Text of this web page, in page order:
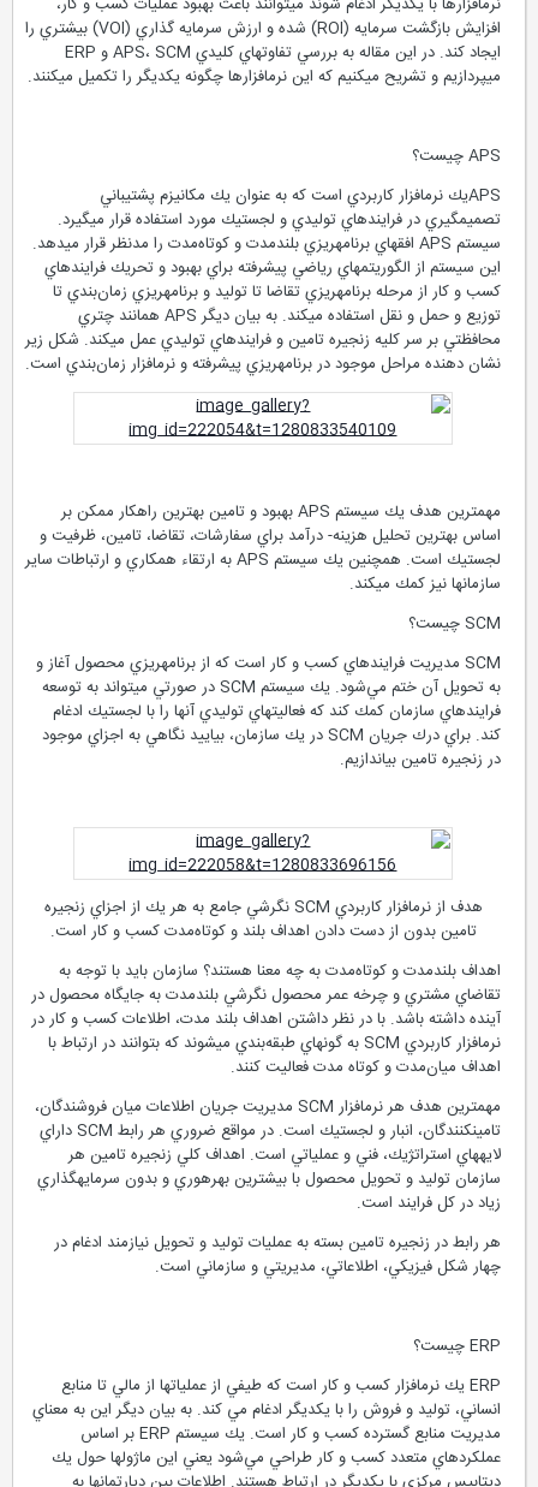
افزايش بازگشت سرمايه (ROI) شده و ارزش سرمايه گذاري (VOI) بيشتري را
ايجاد كند. در اين مقاله به بررسي تفاوت‏هاي كليدي APS، SCM و ERP
مي‏پردازيم و تشريح مي‏كنيم كه اين نرم‏افزارها چگونه يكديگر را تكميل مي‏كنند.
APS چيست؟
APSيك نرم‏افزار كاربردي است كه به عنوان يك مكانيزم پشتيباني
تصميم‏گيري در فرايندهاي توليدي و لجستيك مورد استفاده قرار مي‏گيرد.
سيستم APS افق‏هاي برنامه‏ريزي بلندمدت و كوتاه‌مدت را مدنظر قرار مي‏دهد.
اين سيستم از الگوريتم‏هاي رياضي پيشرفته براي بهبود و تحريك فرايندهاي
كسب و كار از مرحله برنامه‏ريزي تقاضا تا توليد و برنامه‏ريزي زمان‌بندي تا
توزيع و حمل و نقل استفاده مي‏كند. به بيان ديگر APS همانند چتري
محافظتي بر سر كليه زنجيره تامين و فرايندهاي توليدي عمل مي‏كند. شكل زير
نشان دهنده مراحل موجود در برنامه‏ريزي پيشرفته و نرم‏افزار زمان‌بندي است.
مهمترين هدف يك سيستم APS بهبود و تامين بهترين راهكار ممكن بر
اساس بهترين تحليل هزينه- درآمد براي سفارشات، تقاضا، تامين، ظرفيت و
لجستيك است. همچنين يك سيستم APS به ارتقاء همكاري و ارتباطات ساير
سازمان‏ها نيز كمك مي‏كند.
SCM چيست؟
SCM مديريت فرايندهاي كسب و كار است كه از برنامه‏ريزي محصول آغاز و
به تحويل آن ختم مي‌شود. يك سيستم SCM در صورتي مي‏تواند به توسعه
فرايندهاي سازمان كمك كند كه فعاليت‏هاي توليدي آنها را با لجستيك ادغام
كند. براي درك جريان SCM در يك سازمان، بياييد نگاهي به اجزاي موجود
در زنجيره تامين بياندازيم.
هدف از نرم‏افزار كاربردي SCM نگرشي جامع به هر يك از اجزاي زنجيره
تامين بدون از دست دادن اهداف بلند و كوتاه‌مدت كسب و كار است.
اهداف بلند‌مدت و كوتاه‌مدت به چه معنا هستند؟ سازمان بايد با توجه به
تقاضاي مشتري و چرخه عمر محصول نگرشي بلندمدت به جايگاه محصول در
آينده داشته باشد. با در نظر داشتن اهداف بلند مدت، اطلاعات كسب و كار در
نرم‏افزار كاربردي SCM به گونه‏اي طبقه‌بندي مي‏شوند كه بتوانند در ارتباط با
اهداف ميان‌مدت و كوتاه مدت فعاليت كنند.
مهمترين هدف هر نرم‏افزار SCM مديريت جريان اطلاعات ميان فروشندگان،
تامين‏كنندگان، انبار و لجستيك است. در مواقع ضروري هر رابط SCM داراي
لايه‏هاي استراتژيك، فني و عملياتي است. اهداف كلي زنجيره تامين هر
سازمان توليد و تحويل محصول با بيشترين بهره‏وري و بدون سرمايه‏گذاري
زياد در كل فرايند است.
هر رابط در زنجيره تامين بسته به عمليات توليد و تحويل نيازمند ادغام در
چهار شكل فيزيكي، اطلاعاتي، مديريتي و سازماني است.
ERP چيست؟
ERP يك نرم‏افزار كسب و كار است كه طيفي از عمليات‏ها از مالي تا منابع
انساني، توليد و فروش را با يكديگر ادغام مي كند. به بيان ديگر اين به معناي
مديريت منابع گسترده كسب و كار است. يك سيستم ERP بر اساس
عملكرد‏هاي متعدد كسب و كار طراحي مي‌شود يعني اين ماژول‏‏ها حول يك